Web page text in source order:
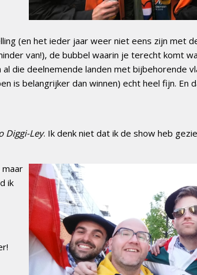
(en het ieder jaar weer niet eens zijn met
van!), de bubbel waarin je terecht komt
die deelnemende landen met bijbehorende
is belangrijker dan winnen) echt heel fijn. En
Diggi-Ley. Ik denk niet dat ik de show heb
maar
ik